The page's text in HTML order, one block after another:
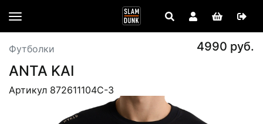
Футболки 4990 руб.
ANTA KAI
Артикул 872611104C-3